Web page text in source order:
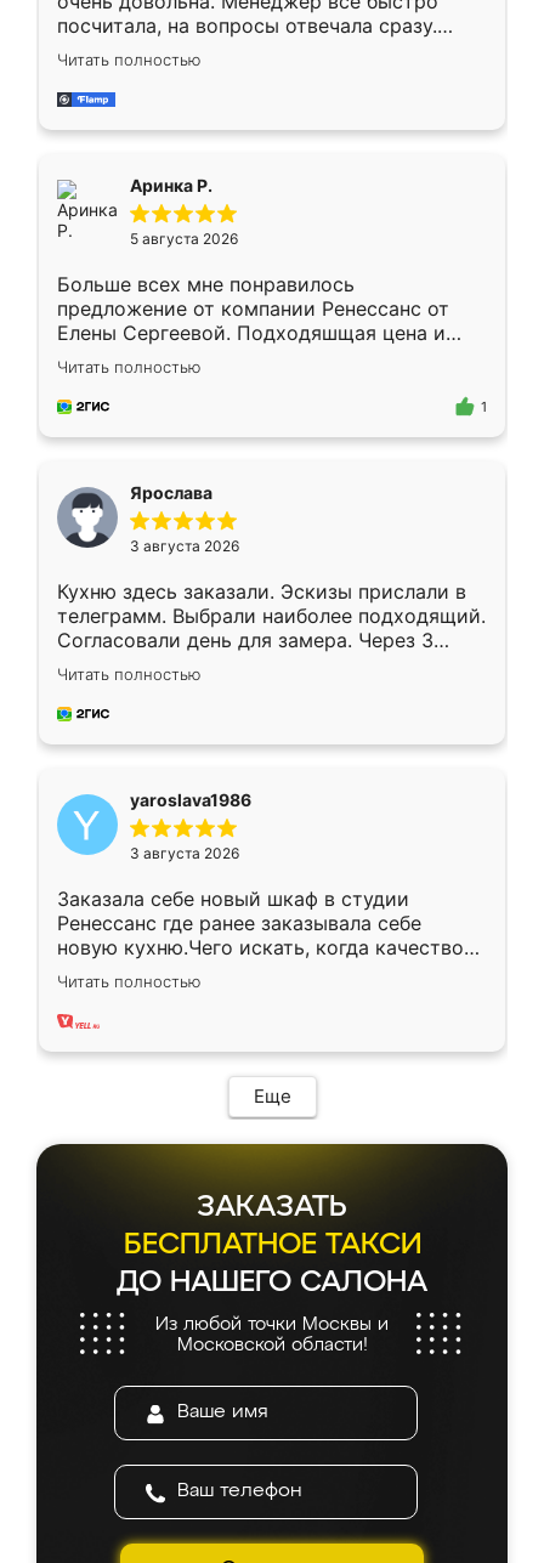
посчитала, на вопросы отвечала сразу.
Замерщик приехал в субботу, подошёл к
делу со всей ответственностью. Собрали
за день, ребята работали аккуратно, даже
Читать полностью
Аринка Р.
5 августа 2026
Больше всех мне понравилось
предложение от компании Ренессанс от
Елены Сергеевой. Подходяшщая цена и
короткие сроки изготовления. Приехавший
для замера сотрудник Владислав
предложил по моему эскизу самый
Читать полностью
1
Ярослава
3 августа 2026
Кухню здесь заказали. Эскизы прислали в
телеграмм. Выбрали наиболее подходящий.
Согласовали день для замера. Через 3
недели кухня была уже готова. Остались
довольны работой. Спасибо Ренессанс
мебель за качественную работу!
Читать полностью
yaroslava1986
3 августа 2026
Заказала себе новый шкаф в студии
Ренессанс где ранее заказывала себе
новую кухню.Чего искать, когда качеством
вполне довольна. Служит кухня уже почти
два года, нареканий нет.
Читать полностью
Еще
ЗАКАЗАТЬ
БЕСПЛАТНОЕ ТАКСИ
ДО НАШЕГО САЛОНА
Из любой точки Москвы и
Московской области!